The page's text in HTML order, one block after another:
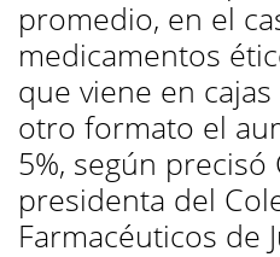
promedio, en el
medicamentos
que viene en
otro formato el
5%, según
presidenta del
Farmacéuticos de